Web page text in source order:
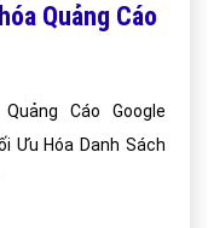
Quảng Cáo
Cáo Google
Ưu Hóa Danh Sách